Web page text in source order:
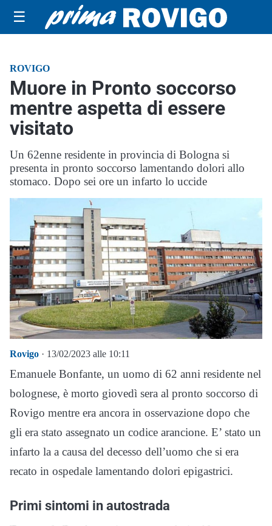
☰
ROVIGO
Muore in Pronto soccorso
mentre aspetta di essere
visitato
Un 62enne residente in provincia di Bologna si
presenta in pronto soccorso lamentando dolori allo
stomaco. Dopo sei ore un infarto lo uccide
Rovigo · 13/02/2023 alle 10:11
Emanuele Bonfante, un uomo di 62 anni residente nel
bolognese, è morto giovedì sera al pronto soccorso di
Rovigo mentre era ancora in osservazione dopo che
gli era stato assegnato un codice arancione. E’ stato un
infarto la a causa del decesso dell’uomo che si era
recato in ospedale lamentando dolori epigastrici.
Primi sintomi in autostrada